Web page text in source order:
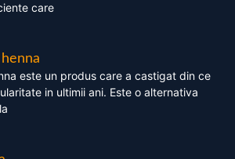
care
este un produs care a castigat din ce
in ultimii ani. Este o alternativa